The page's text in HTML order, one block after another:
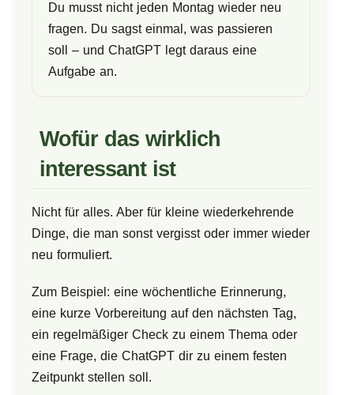
Du musst nicht jeden Montag wieder neu
fragen. Du sagst einmal, was passieren
soll – und ChatGPT legt daraus eine
Aufgabe an.
Wofür das wirklich
interessant ist
Nicht für alles. Aber für kleine wiederkehrende
Dinge, die man sonst vergisst oder immer wieder
neu formuliert.
Zum Beispiel: eine wöchentliche Erinnerung,
eine kurze Vorbereitung auf den nächsten Tag,
ein regelmäßiger Check zu einem Thema oder
eine Frage, die ChatGPT dir zu einem festen
Zeitpunkt stellen soll.